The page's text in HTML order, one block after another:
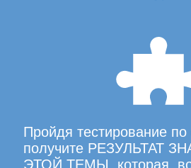
Пройдя тестирование
получите РЕЗУЛЬТАТ
ЭТОЙ ТЕМЫ, которая,